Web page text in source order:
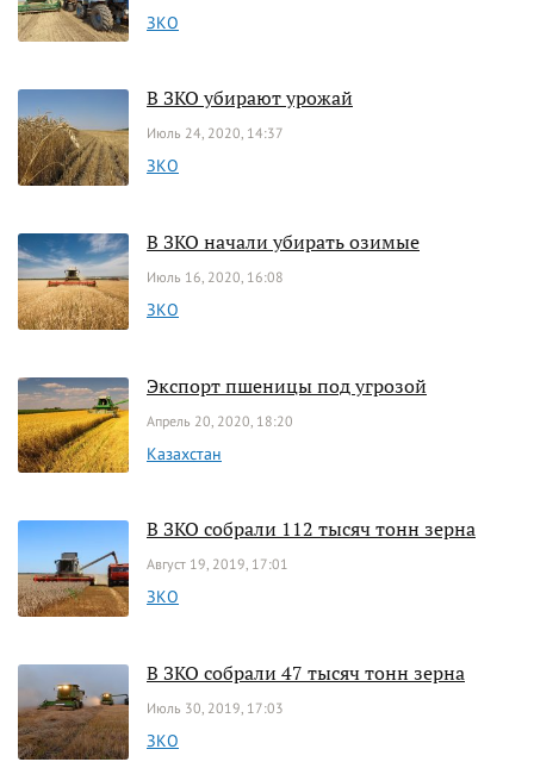
ЗКО
В ЗКО убирают урожай
Июль 24, 2020, 14:37
ЗКО
В ЗКО начали убирать озимые
Июль 16, 2020, 16:08
ЗКО
Экспорт пшеницы под угрозой
Апрель 20, 2020, 18:20
Казахстан
В ЗКО собрали 112 тысяч тонн зерна
Август 19, 2019, 17:01
ЗКО
В ЗКО собрали 47 тысяч тонн зерна
Июль 30, 2019, 17:03
ЗКО